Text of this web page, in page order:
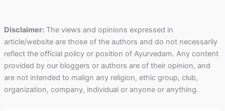
Disclaimer:The views and opinions expressed in
article/website are those of the authors and do not necessarily
reflect the official policy or position of Ayurvedam. Any content
provided by our bloggers or authors are of their opinion, and
are not intended to malign any religion, ethic group, club,
organization, company, individual or anyone or anything.